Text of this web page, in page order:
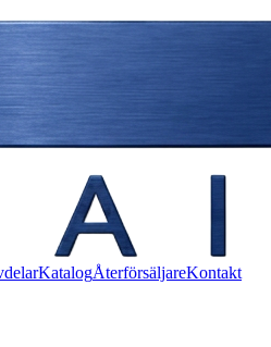
KatalogÅterförsäljareKontakt